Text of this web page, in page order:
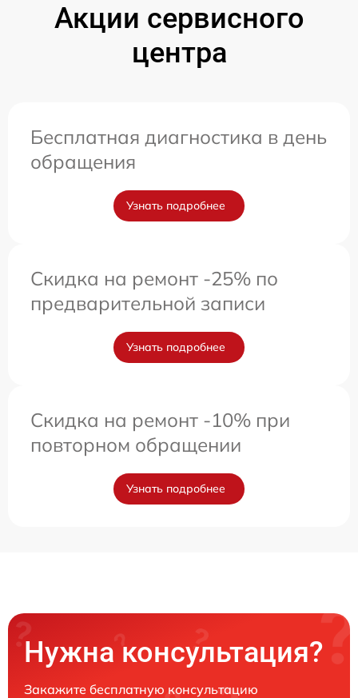
Акции сервисного
центра
Бесплатная диагностика в день
обращения
Узнать подробнее
Скидка на ремонт -25% по
предварительной записи
Узнать подробнее
Скидка на ремонт -10% при
повторном обращении
Узнать подробнее
Нужна консультация?
Закажите бесплатную консультацию